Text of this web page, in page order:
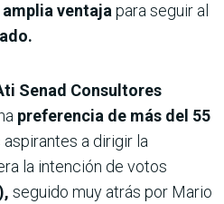
amplia ventaja para seguir al
Senad Consultores
preferencia de más del 55
a dirigir la
la intención de votos
seguido muy atrás por Mario